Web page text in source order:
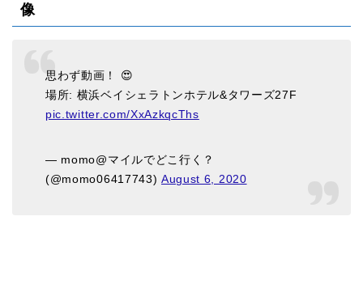
像
思わず動画！ 😍
場所: 横浜ベイシェラトンホテル&タワーズ27F
pic.twitter.com/XxAzkqcThs
— momo@マイルでどこ行く？
(@momo06417743) August 6, 2020